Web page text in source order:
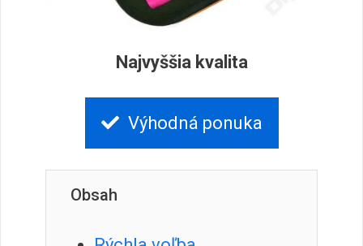
Najvyššia kvalita
Výhodná ponuka
Obsah